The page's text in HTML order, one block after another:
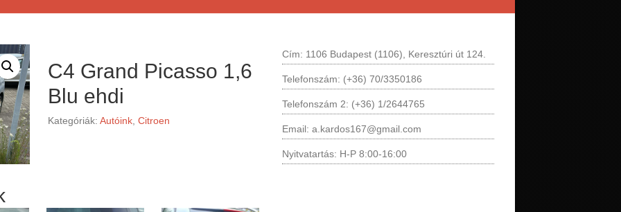
C4 Grand Picasso 1,6
Blu ehdi
Kategóriák: Autóink, Citroen
Cím: 1106 Budapest (1106), Keresztúri út 124.
Telefonszám: (+36) 70/3350186
Telefonszám 2: (+36) 1/2644765
Email: a.kardos167@gmail.com
Nyitvatartás: H-P 8:00-16:00